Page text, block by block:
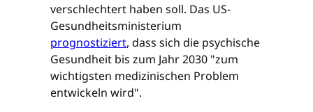
verschlechtert haben soll. Das US-
Gesundheitsministerium
prognostiziert, dass sich die psychische
Gesundheit bis zum Jahr 2030 "zum
wichtigsten medizinischen Problem
entwickeln wird".